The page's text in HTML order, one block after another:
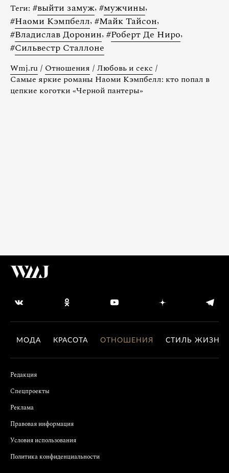
Теги: #выйти замуж, #мужчины,
#Наоми Кэмпбелл, #Майк Тайсон,
#Владислав Доронин, #Роберт Де Ниро,
#Сильвестр Сталлоне
Wmj.ru / Отношения / Любовь и секс /
Самые яркие романы Наоми Кэмпбелл: кто попал в
цепкие коготки «Черной пантеры»
МОДА КРАСОТА ОТНОШЕНИЯ СТИЛЬ ЖИЗНИ
Редакция
Спецпроекты
Реклама
Правовая информация
Условия использования
Политика конфиденциальности